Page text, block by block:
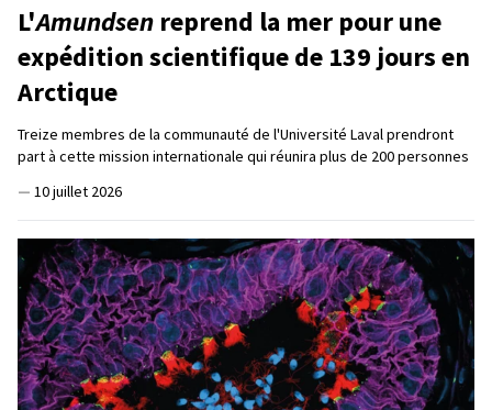
L'Amundsen reprend la mer pour une
expédition scientifique de 139 jours en
Arctique
Treize membres de la communauté de l'Université Laval prendront
part à cette mission internationale qui réunira plus de 200 personnes
— 10 juillet 2026